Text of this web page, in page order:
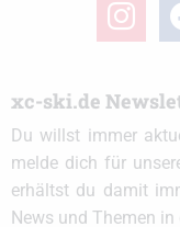
instagram
xc-ski.de
Du willst immer
melde dich für
erhältst du damit
News und Themen